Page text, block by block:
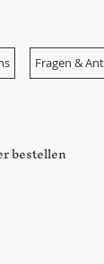
Fragen &
bestellen